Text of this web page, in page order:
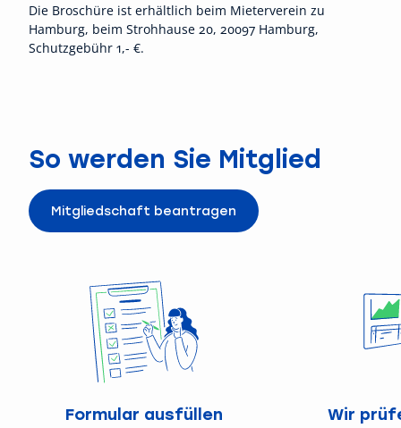
Die Broschüre ist erhältlich beim Mieterverein zu
Hamburg, beim Strohhause 20, 20097 Hamburg,
Schutzgebühr 1,- €.
So werden Sie Mitglied
Mitgliedschaft beantragen
Formular ausfüllen Wir